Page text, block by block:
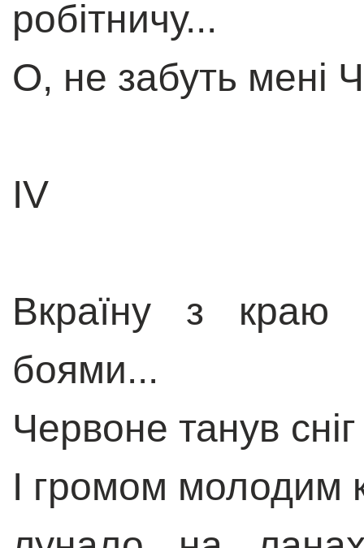
робітничу...
О, не забуть мені
IV
Вкраїну з
боями...
Червоне танув
І громом молодим